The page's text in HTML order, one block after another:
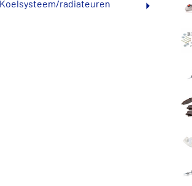
Koelsysteem/radiateuren